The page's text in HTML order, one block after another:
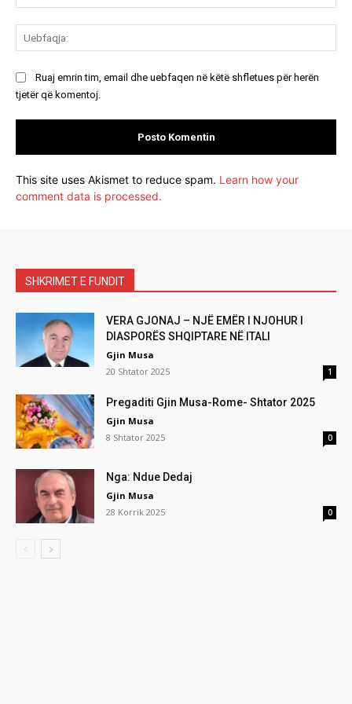
Ruaj emrin tim, email dhe uebfaqen në këtë shfletues për herën
tjetër që komentoj.
This site uses Akismet to reduce spam. Learn how your
comment data is processed.
SHKRIMET E FUNDIT
VERA GJONAJ – NJË EMËR I NJOHUR I
DIASPORËS SHQIPTARE NË ITALI
Gjin Musa
20 Shtator 2025
1
Pregaditi Gjin Musa-Rome- Shtator 2025
Gjin Musa
8 Shtator 2025
0
Nga: Ndue Dedaj
Gjin Musa
28 Korrik 2025
0